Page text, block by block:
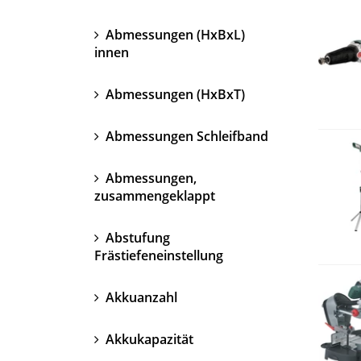
Abmessungen (HxBxL)
innen
Abmessungen (HxBxT)
Abmessungen Schleifband
Abmessungen,
zusammengeklappt
Abstufung
Frästiefeneinstellung
Akkuanzahl
Akkukapazität